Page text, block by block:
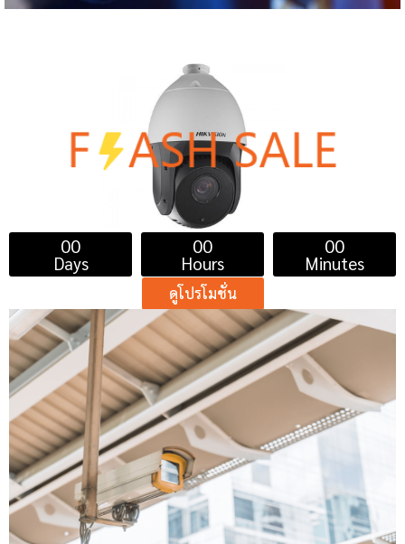
ROBOT CAMERA
00
Days
00
Hours
00
Minutes
ดูโปรโมชั่น